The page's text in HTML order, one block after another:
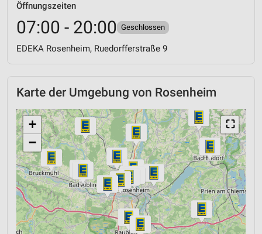
Öffnungszeiten
07:00 - 20:00 Geschlossen
EDEKA Rosenheim, Ruedorfferstraße 9
Karte der Umgebung von Rosenheim
⛶
+
−